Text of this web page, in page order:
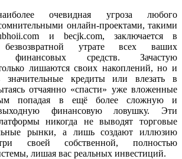
очевидная угроза любого
онлайн-проектами, такими
и becjk.com, заключается в
утрате всех ваших
финансовых средств. Зачастую
лишаются своих накоплений, но и
кредиты или влезать в
отчаянно «спасти» уже вложенные
попадая в ещё более сложную и
финансовую ловушку. Эти
никогда не выводят торговые
рынки, а лишь создают иллюзию
своей собственной, полностью
лишая вас реальных инвестиций.